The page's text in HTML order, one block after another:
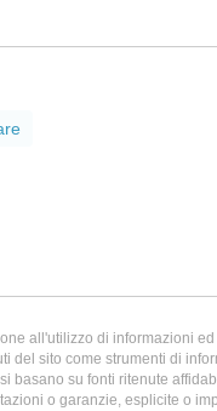
all'utilizzo di informazioni
del sito come strumenti di
basano su fonti ritenute
o garanzie, esplicite o